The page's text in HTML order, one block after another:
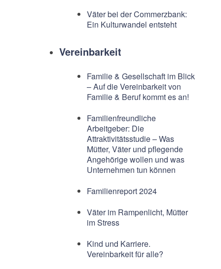
Väter bei der Commerzbank:
Ein Kulturwandel entsteht
Vereinbarkeit
Familie & Gesellschaft im Blick
– Auf die Vereinbarkeit von
Familie & Beruf kommt es an!
Familienfreundliche
Arbeitgeber: Die
Attraktivitätsstudie – Was
Mütter, Väter und pflegende
Angehörige wollen und was
Unternehmen tun können
Familienreport 2024
Väter im Rampenlicht, Mütter
im Stress
Kind und Karriere.
Vereinbarkeit für alle?